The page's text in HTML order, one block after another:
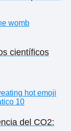
científicos
del CO2: